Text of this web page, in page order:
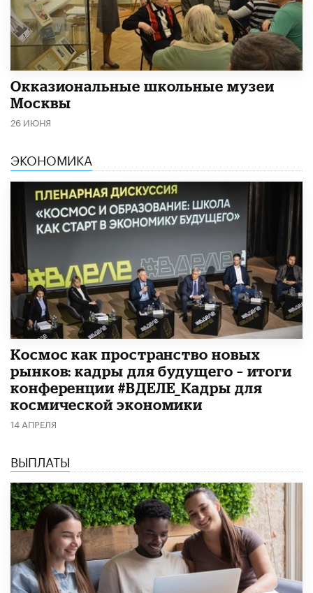
​Окказиональные школьные музеи
Москвы
26 ИЮНЯ
ЭКОНОМИКА
Космос как пространство новых
рынков: кадры для будущего – итоги
конференции #ВДЕЛЕ_Кадры для
космической экономики
14 АПРЕЛЯ
ВЫПЛАТЫ